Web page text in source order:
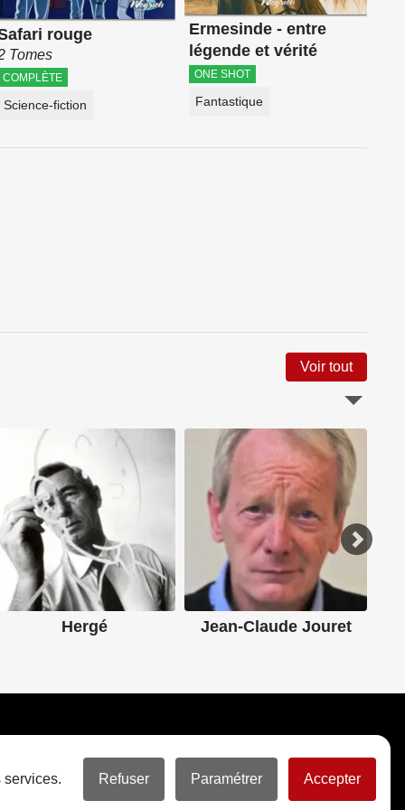
rouge
Tomes
COMPLÈTE
Science-fiction
Ermesinde - entre
légende et vérité
ONE SHOT
Fantastique
Voir tout
Hergé Jean-Claude Jouret
services.
Refuser Paramétrer Accepter